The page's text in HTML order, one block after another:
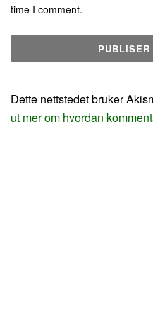
time I comment.
Dette nettstedet bruker
ut mer om hvordan